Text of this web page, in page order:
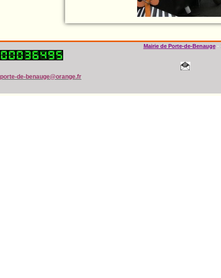
Mairie de Porte-de-Benauge-
porte-de-benauge@orange.fr